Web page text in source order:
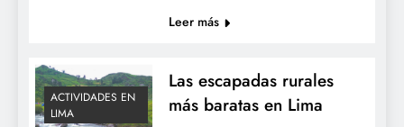
Leer más
ACTIVIDADES EN
LIMA
Las escapadas rurales
más baratas en Lima